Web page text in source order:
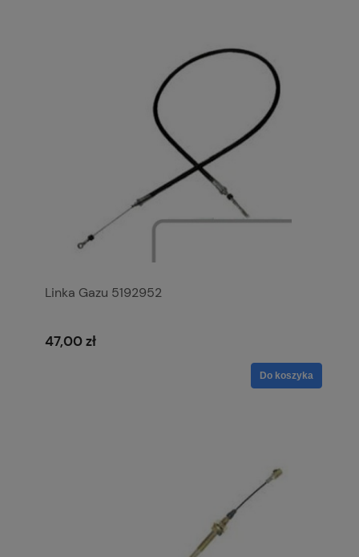
Linka Gazu 5192952
47,00 zł
Do koszyka